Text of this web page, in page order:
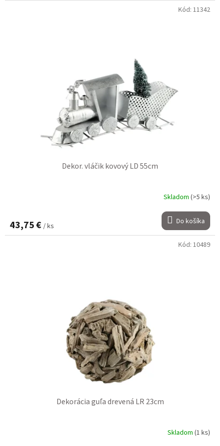
Dekor. vláčik kovový LD 55cm
Skladom (>5 ks)
43,75 € / ks Do košíka
Kód: 11342
Dekorácia guľa drevená LR 23cm
Skladom (1 ks)
Kód: 10489